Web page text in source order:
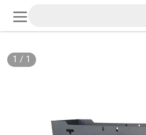
1
/
1